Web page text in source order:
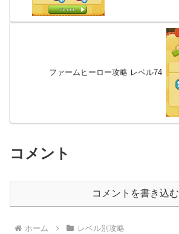
ファームヒーロー攻略 レベル74
コメント
コメントを書き込む
ホーム レベル別攻略